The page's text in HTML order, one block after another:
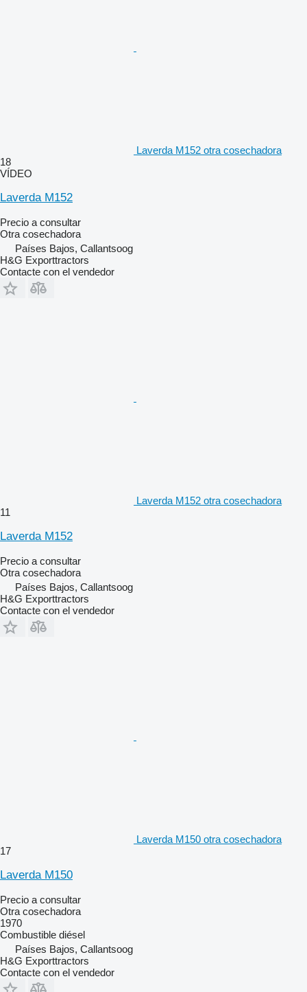
Laverda M152 otra cosechadora
18
VÍDEO
Laverda M152
Precio a consultar
Otra cosechadora
Países Bajos, Callantsoog
H&G Exporttractors
Contacte con el vendedor
Laverda M152 otra cosechadora
11
Laverda M152
Precio a consultar
Otra cosechadora
Países Bajos, Callantsoog
H&G Exporttractors
Contacte con el vendedor
Laverda M150 otra cosechadora
17
Laverda M150
Precio a consultar
Otra cosechadora
1970
Combustible diésel
Países Bajos, Callantsoog
H&G Exporttractors
Contacte con el vendedor